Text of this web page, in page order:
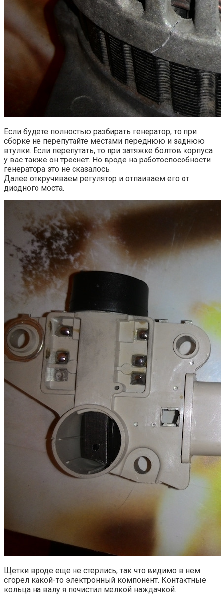
Если будете полностью разбирать генератор, то при
сборке не перепутайте местами переднюю и заднюю
втулки. Если перепутать, то при затяжке болтов корпуса
у вас также он треснет. Но вроде на работоспособности
генератора это не сказалось.
Далее откручиваем регулятор и отпаиваем его от
диодного моста.
Щетки вроде еще не стерлись, так что видимо в нем
сгорел какой-то электронный компонент. Контактные
кольца на валу я почистил мелкой наждачкой.